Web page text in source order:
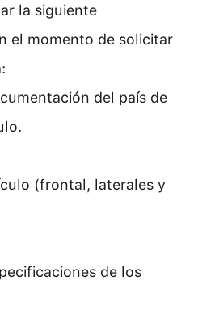
la siguiente
el momento de solicitar
del país de
(frontal, laterales y
de los